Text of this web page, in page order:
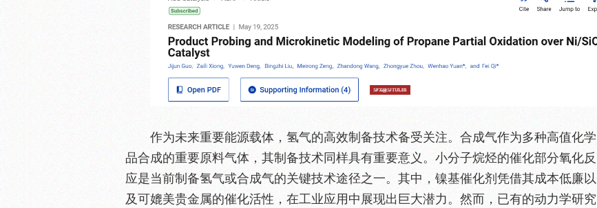
作为未来重要能源载体，氢气的高效制备技术备受关注。合成气作为多种高值化学
品合成的重要原料气体，其制备技术同样具有重要意义。小分子烷烃的催化部分氧化反
应是当前制备氢气或合成气的关键技术途径之一。其中，镍基催化剂凭借其成本低廉以
及可媲美贵金属的催化活性，在工业应用中展现出巨大潜力。然而，已有的动力学研究